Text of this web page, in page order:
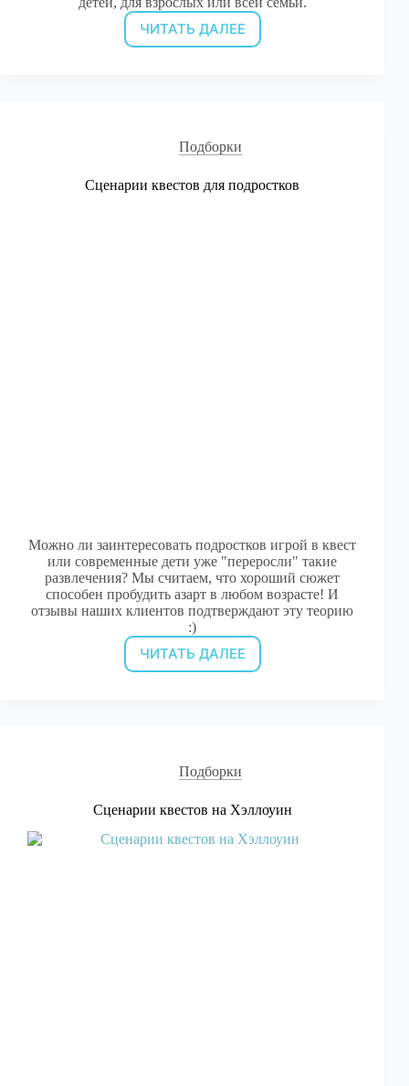
ЧИТАТЬ ДАЛЕЕ
Новогодние
Подборки
Сценарии квестов для подростков
Можно ли заинтересовать подростков игрой в квест
или современные дети уже "переросли" такие
развлечения? Мы считаем, что хороший сюжет
способен пробудить азарт в любом возрасте! И
отзывы наших клиентов подтверждают эту теорию
:)
ЧИТАТЬ ДАЛЕЕ
Сценарии
квестов
Подборки
Сценарии квестов на Хэллоуин